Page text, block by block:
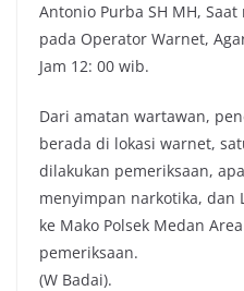
Antonio Purba SH MH,
pada Operator Warnet,
Jam 12: 00 wib.
Dari amatan wartawan,
berada di lokasi warnet,
dilakukan pemeriksaan,
menyimpan narkotika, dan
ke Mako Polsek Medan
pemeriksaan.
(W Badai).